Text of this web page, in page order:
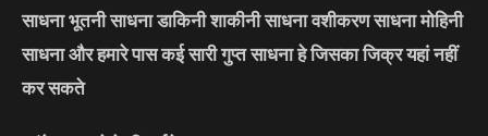
साधना भूतनी साधना डाकिनी शाकीनी साधना वशीकरण साधना मोहिनी
साधना और हमारे पास कई सारी गुप्त साधना हे जिसका जिक्र यहां नहीं
कर सकते